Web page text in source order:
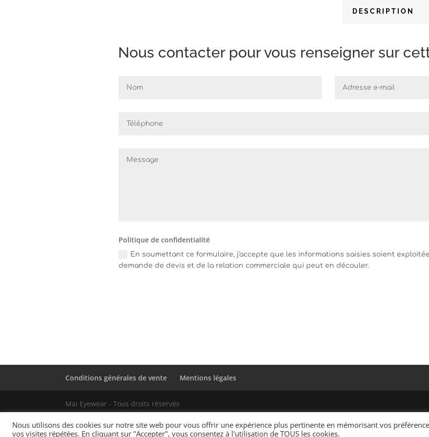
DESCRIPTION
Nous contacter pour vous renseigner sur
Politique de confidentialité
En soumettant ce formulaire, j'accepte que les informations saisies soient
demande de devis et de la relation commerciale qui peut en découler.
Conditions générales de vente Mentions légales
Mai Eyewear - Tous droits réservés
Nous utilisons des cookies sur notre site web pour vous offrir une expérience plus pertinente en mémorisant vos
vos visites répétées. En cliquant sur "Accepter", vous consentez à l'utilisation de TOUS les cookies.